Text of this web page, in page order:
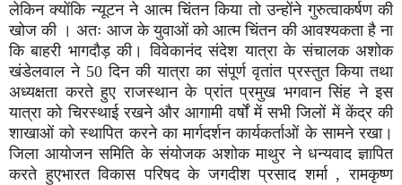
लेकिन क्योंकि न्यूटन ने आत्म चिंतन किया तो उन्होंने गुरुत्वाकर्षण की
खोज की । अतः आज के युवाओं को आत्म चिंतन की आवश्यकता है ना
कि बाहरी भागदौड़ की। विवेकानंद संदेश यात्रा के संचालक अशोक
खंडेलवाल ने 50 दिन की यात्रा का संपूर्ण वृतांत प्रस्तुत किया तथा
अध्यक्षता करते हुए राजस्थान के प्रांत प्रमुख भगवान सिंह ने इस
यात्रा को चिरस्थाई रखने और आगामी वर्षों में सभी जिलों में केंद्र की
शाखाओं को स्थापित करने का मार्गदर्शन कार्यकर्ताओं के सामने रखा।
जिला आयोजन समिति के संयोजक अशोक माथुर ने धन्यवाद ज्ञापित
करते हुएभारत विकास परिषद के जगदीश प्रसाद शर्मा , रामकृष्ण